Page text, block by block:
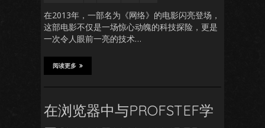
在2013年，一部名为《网络》的电影闪亮登场，
这部电影不仅是一场惊心动魄的科技探险，更是
一次令人眼前一亮的技术…
阅读更多
在浏览器中与PROFSTEF学